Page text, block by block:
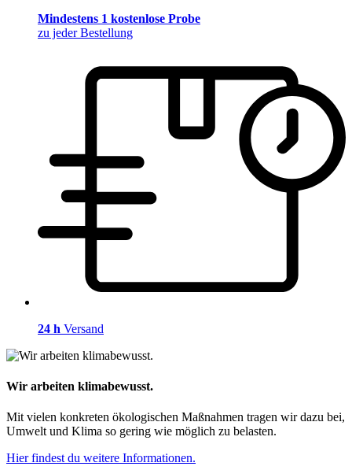
Mindestens 1 kostenlose Probe
zu jeder Bestellung
24 h Versand
Wir arbeiten klimabewusst.
Mit vielen konkreten ökologischen Maßnahmen tragen wir dazu bei,
Umwelt und Klima so gering wie möglich zu belasten.
Hier findest du weitere Informationen.